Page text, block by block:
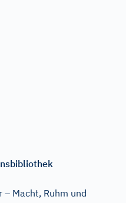
Macht, Ruhm und